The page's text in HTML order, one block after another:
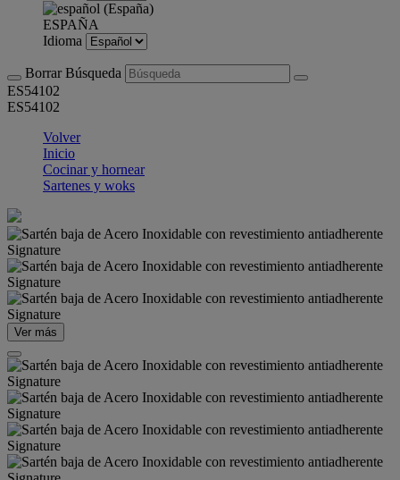
ESPAÑA
Idioma
Borrar Búsqueda
ES54102
ES54102
Volver
Inicio
Cocinar y hornear
Sartenes y woks
Ver más